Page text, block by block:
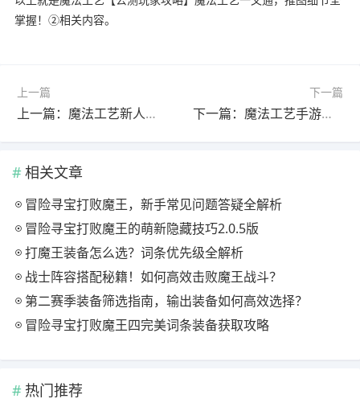
掌握！②相关内容。
上一篇
上一篇：魔法工艺新人上手全攻略：一图流教程详解
下一篇
下一篇：魔法工艺手游设备兼容问题怎么解决？
相关文章
冒险寻宝打败魔王，新手常见问题答疑全解析
冒险寻宝打败魔王的萌新隐藏技巧2.0.5版
打魔王装备怎么选？词条优先级全解析
战士阵容搭配秘籍！如何高效击败魔王战斗？
第二赛季装备筛选指南，输出装备如何高效选择？
冒险寻宝打败魔王四完美词条装备获取攻略
热门推荐